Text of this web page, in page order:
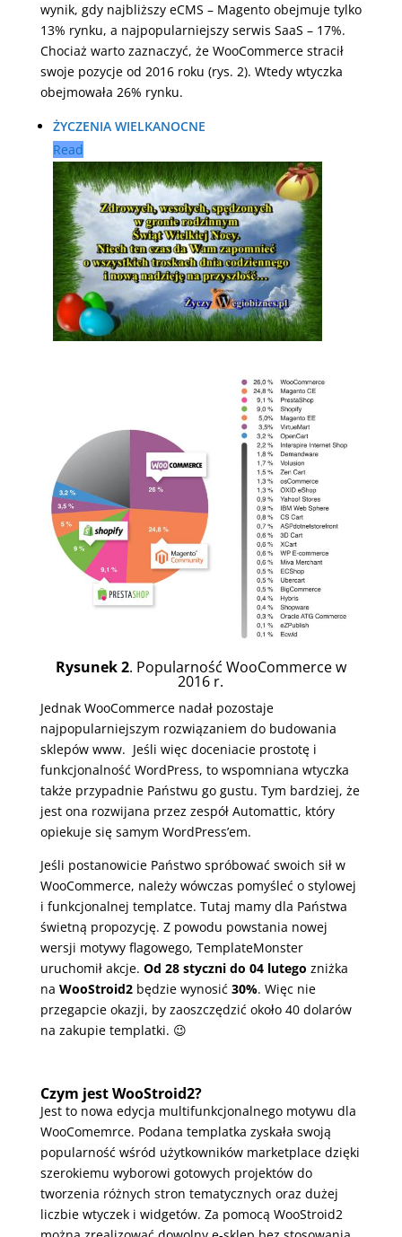
wynik, gdy najbliższy eCMS – Magento obejmuje tylko
13% rynku, a najpopularniejszy serwis SaaS – 17%.
Chociaż warto zaznaczyć, że WooCommerce stracił
swoje pozycje od 2016 roku (rys. 2). Wtedy wtyczka
obejmowała 26% rynku.
ŻYCZENIA WIELKANOCNE
Read
Rysunek 2. Popularność WooCommerce w
2016 r.
Jednak WooCommerce nadał pozostaje
najpopularniejszym rozwiązaniem do budowania
sklepów www. Jeśli więc doceniacie prostotę i
funkcjonalność WordPress, to wspomniana wtyczka
także przypadnie Państwu go gustu. Tym bardziej, że
jest ona rozwijana przez zespół Automattic, który
opiekuje się samym WordPress’em.
Jeśli postanowicie Państwo spróbować swoich sił w
WooCommerce, należy wówczas pomyśleć o stylowej
i funkcjonalnej templatce. Tutaj mamy dla Państwa
świetną propozycję. Z powodu powstania nowej
wersji motywy flagowego, TemplateMonster
uruchomił akcje. Od 28 styczni do 04 lutego zniżka
na WooStroid2będzie wynosić 30%. Więc nie
przegapcie okazji, by zaoszczędzić około 40 dolarów
na zakupie templatki. 😉
Czym jest WooStroid2?
Jest to nowa edycja multifunkcjonalnego motywu dla
WooComemrce. Podana templatka zyskała swoją
popularność wśród użytkowników marketplace dzięki
szerokiemu wyborowi gotowych projektów do
tworzenia różnych stron tematycznych oraz dużej
liczbie wtyczek i widgetów. Za pomocą WooStroid2